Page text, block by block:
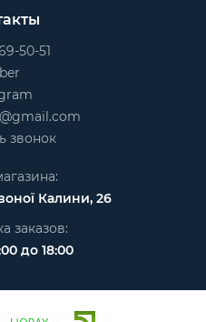
50-51
звонок
Калини, 26
заказов:
до 18:00